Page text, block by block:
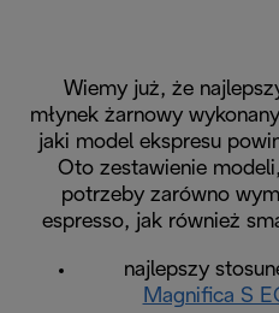
Wiemy już, że
młynek żarnowy
jaki model ekspresu
Oto zestawienie
potrzeby zarówno
espresso, jak również
najlepszy
Magnifica S